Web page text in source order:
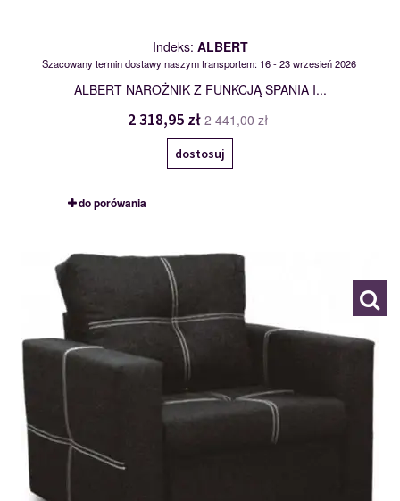
Indeks: ALBERT
Szacowany termin dostawy naszym transportem: 16 - 23 wrzesień 2026
ALBERT NAROŻNIK Z FUNKCJĄ SPANIA I...
2 318,95 zł 2 441,00 zł
dostosuj
do porówania
104511